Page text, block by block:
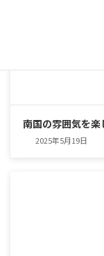
南国の雰囲気を楽
2025年5月19日